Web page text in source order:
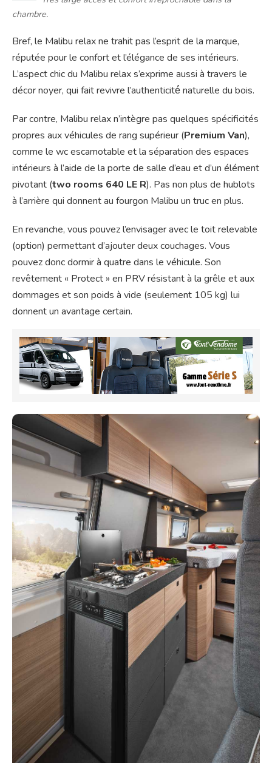
chambre.
Bref, le Malibu relax ne trahit pas l’esprit de la marque,
réputée pour le confort et l’élégance de ses intérieurs.
L’aspect chic du Malibu relax s’exprime aussi à travers le
décor noyer, qui fait revivre l’authenticité́ naturelle du bois.
Par contre, Malibu relax n’intègre pas quelques spécificités
propres aux véhicules de rang supérieur (Premium Van),
comme le wc escamotable et la séparation des espaces
intérieurs à l’aide de la porte de salle d’eau et d’un élément
pivotant (two rooms 640 LE R). Pas non plus de hublots
à l’arrière qui donnent au fourgon Malibu un truc en plus.
En revanche, vous pouvez l’envisager avec le toit relevable
(option) permettant d’ajouter deux couchages. Vous
pouvez donc dormir à quatre dans le véhicule. Son
revêtement « Protect » en PRV résistant à la grêle et aux
dommages et son poids à vide (seulement 105 kg) lui
donnent un avantage certain.